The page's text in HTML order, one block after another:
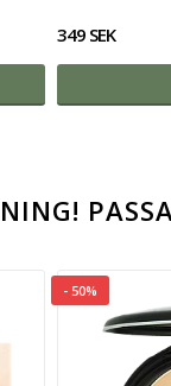
349 SEK
- 50%